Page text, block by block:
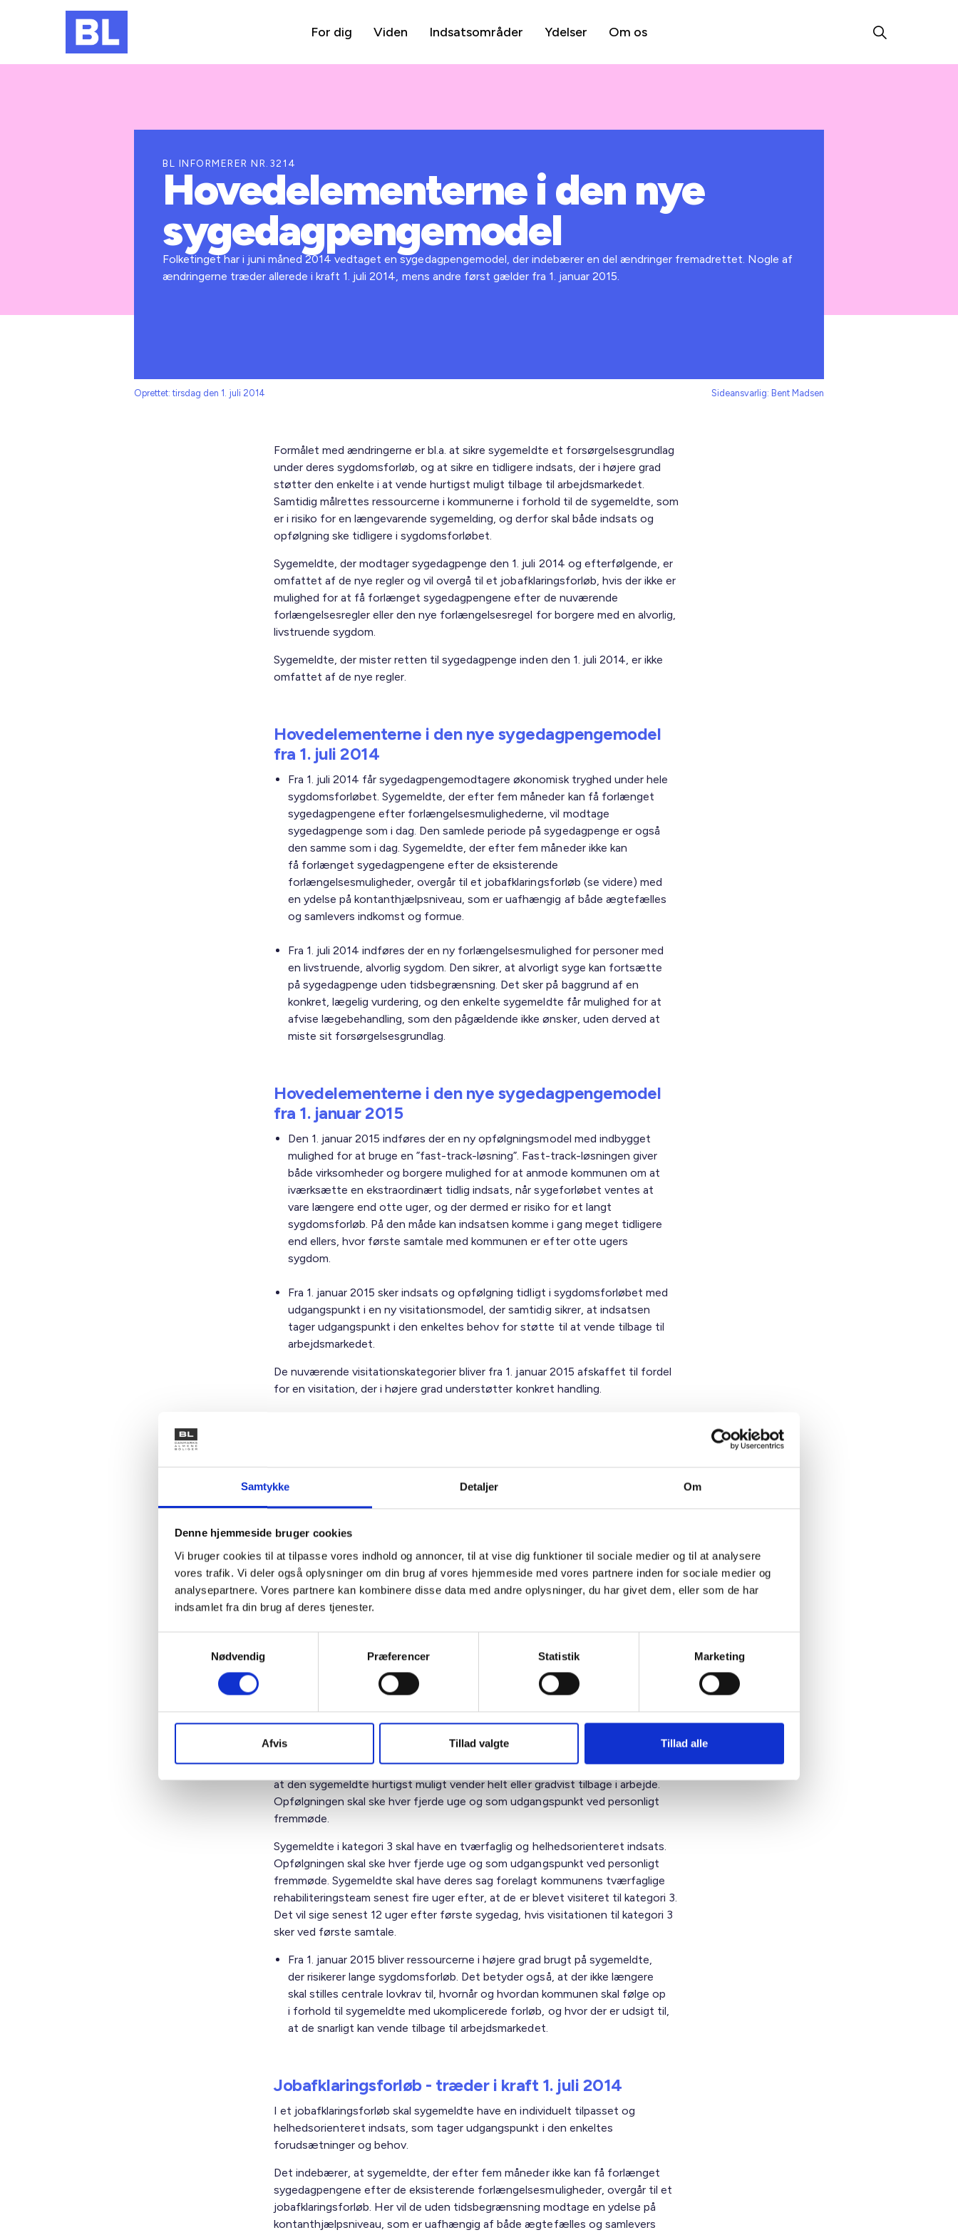
Samtykke Detaljer Om
Denne hjemmeside bruger cookies
Vi bruger cookies til at tilpasse vores indhold og annoncer, til at vise dig funktioner til sociale medier og til at analysere
vores trafik. Vi deler også oplysninger om din brug af vores hjemmeside med vores partnere inden for sociale medier og
analysepartnere. Vores partnere kan kombinere disse data med andre oplysninger, du har givet dem, eller som de har
indsamlet fra din brug af deres tjenester.
Nødvendig
Præferencer Statistik Marketing
Afvis Tillad valgte Tillad alle
For dig Viden Indsatsområder Ydelser Om os
BL INFORMERER NR.3214
Hovedelementerne i den nye
sygedagpengemodel
Folketinget har i juni måned 2014 vedtaget en sygedagpengemodel, der indebærer en del ændringer fremadrettet. Nogle af
ændringerne træder allerede i kraft 1. juli 2014, mens andre først gælder fra 1. januar 2015.
Oprettet: tirsdag den 1. juli 2014 Sideansvarlig: Bent Madsen
Formålet med ændringerne er bl.a. at sikre sygemeldte et forsørgelsesgrundlag
under deres sygdomsforløb, og at sikre en tidligere indsats, der i højere grad
støtter den enkelte i at vende hurtigst muligt tilbage til arbejdsmarkedet.
Samtidig målrettes ressourcerne i kommunerne i forhold til de sygemeldte, som
er i risiko for en længevarende sygemelding, og derfor skal både indsats og
opfølgning ske tidligere i sygdomsforløbet.
Sygemeldte, der modtager sygedagpenge den 1. juli 2014 og efterfølgende, er
omfattet af de nye regler og vil overgå til et jobafklaringsforløb, hvis der ikke er
mulighed for at få forlænget sygedagpengene efter de nuværende
forlængelsesregler eller den nye forlængelsesregel for borgere med en alvorlig,
livstruende sygdom.
Sygemeldte, der mister retten til sygedagpenge inden den 1. juli 2014, er ikke
omfattet af de nye regler.
Hovedelementerne i den nye sygedagpengemodel
fra 1. juli 2014
Fra 1. juli 2014 får sygedagpengemodtagere økonomisk tryghed under hele
sygdomsforløbet. Sygemeldte, der efter fem måneder kan få forlænget
sygedagpengene efter forlængelsesmulighederne, vil modtage
sygedagpenge som i dag. Den samlede periode på sygedagpenge er også
den samme som i dag. Sygemeldte, der efter fem måneder ikke kan
få forlænget sygedagpengene efter de eksisterende
forlængelsesmuligheder, overgår til et jobafklaringsforløb (se videre) med
en ydelse på kontanthjælpsniveau, som er uafhængig af både ægtefælles
og samlevers indkomst og formue.
Fra 1. juli 2014 indføres der en ny forlængelsesmulighed for personer med
en livstruende, alvorlig sygdom. Den sikrer, at alvorligt syge kan fortsætte
på sygedagpenge uden tidsbegrænsning. Det sker på baggrund af en
konkret, lægelig vurdering, og den enkelte sygemeldte får mulighed for at
afvise lægebehandling, som den pågældende ikke ønsker, uden derved at
miste sit forsørgelsesgrundlag.
Hovedelementerne i den nye sygedagpengemodel
fra 1. januar 2015
Den 1. januar 2015 indføres der en ny opfølgningsmodel med indbygget
mulighed for at bruge en ”fast-track-løsning”. Fast-track-løsningen giver
både virksomheder og borgere mulighed for at anmode kommunen om at
iværksætte en ekstraordinært tidlig indsats, når sygeforløbet ventes at
vare længere end otte uger, og der dermed er risiko for et langt
sygdomsforløb. På den måde kan indsatsen komme i gang meget tidligere
end ellers, hvor første samtale med kommunen er efter otte ugers
sygdom.
Fra 1. januar 2015 sker indsats og opfølgning tidligt i sygdomsforløbet med
udgangspunkt i en ny visitationsmodel, der samtidig sikrer, at indsatsen
tager udgangspunkt i den enkeltes behov for støtte til at vende tilbage til
arbejdsmarkedet.
De nuværende visitationskategorier bliver fra 1. januar 2015 afskaffet til fordel
for en visitation, der i højere grad understøtter konkret handling.
En klar forventning om, at den sygemeldte er fuldt raskmeldt inden for to
måneder fra første fraværsdag.
Den sygemeldte ventes raskmeldt senere end to måneder efter første
fraværsdag, og der er et klart og forudsigeligt behandlingsforløb.
Der er ikke en klar forventet dato for, hvornår den sygemeldte ventes
raskmeldt. Samtidig er der tale om en diffus, uafklaret sygdom, der udgør
tilbagevenden til arbejde.
Sygemeldte i kategori 1 skal fra 1. januar 2015 have en minimal indsats. Den
fraværsuge fastholdes. Derudover er det op til jobcentret at fastlægge,
hvornår og hvordan der skal følges op. Der bliver ingen centrale lovkrav herom.
Sygemeldte i kategori 2 skal have en arbejdspladsbaseret indsats med fokus på,
at den sygemeldte hurtigst muligt vender helt eller gradvist tilbage i arbejde.
Opfølgningen skal ske hver fjerde uge og som udgangspunkt ved personligt
fremmøde.
Sygemeldte i kategori 3 skal have en tværfaglig og helhedsorienteret indsats.
Opfølgningen skal ske hver fjerde uge og som udgangspunkt ved personligt
fremmøde. Sygemeldte skal have deres sag forelagt kommunens tværfaglige
rehabiliteringsteam senest fire uger efter, at de er blevet visiteret til kategori 3.
Det vil sige senest 12 uger efter første sygedag, hvis visitationen til kategori 3
sker ved første samtale.
Fra 1. januar 2015 bliver ressourcerne i højere grad brugt på sygemeldte,
der risikerer lange sygdomsforløb. Det betyder også, at der ikke længere
skal stilles centrale lovkrav til, hvornår og hvordan kommunen skal følge op
i forhold til sygemeldte med ukomplicerede forløb, og hvor der er udsigt til,
at de snarligt kan vende tilbage til arbejdsmarkedet.
Jobafklaringsforløb - træder i kraft 1. juli 2014
I et jobafklaringsforløb skal sygemeldte have en individuelt tilpasset og
helhedsorienteret indsats, som tager udgangspunkt i den enkeltes
forudsætninger og behov.
Det indebærer, at sygemeldte, der efter fem måneder ikke kan få forlænget
sygedagpengene efter de eksisterende forlængelsesmuligheder, overgår til et
jobafklaringsforløb. Her vil de uden tidsbegrænsning modtage en ydelse på
kontanthjælpsniveau, som er uafhængig af både ægtefælles og samlevers